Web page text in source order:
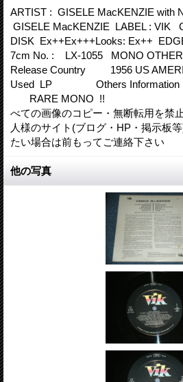
ARTIST : GISELE MacKENZIE with
GISELE MacKENZIE LABEL : VIK
DISK Ex++Ex+++Looks: Ex++
7cm No. : LX-1055 MONO
Release Country 1956 US
Used LP Others
RARE MONO !! ※
べての画像のコピー・無断転用を禁
人様のサイト(ブログ・HP・掲示板
たい場合は前もってご連絡下さい
他の写真